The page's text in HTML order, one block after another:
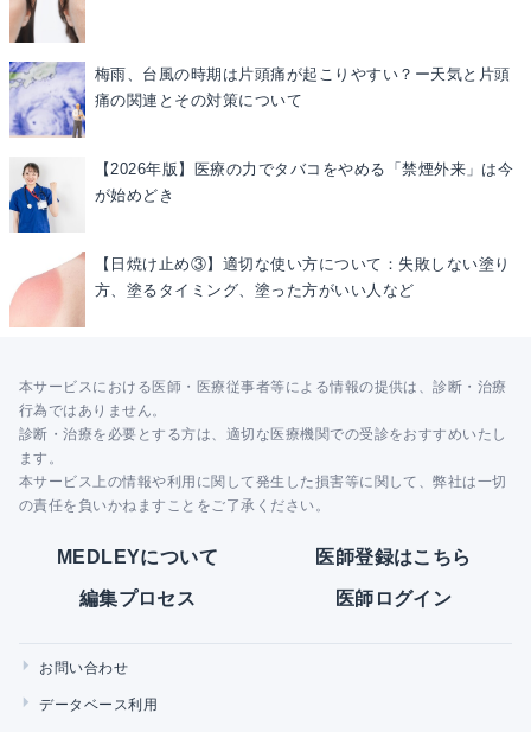
梅雨、台風の時期は片頭痛が起こりやすい？ー天気と片頭
痛の関連とその対策について
【2026年版】医療の力でタバコをやめる「禁煙外来」は今
が始めどき
【日焼け止め③】適切な使い方について：失敗しない塗り
方、塗るタイミング、塗った方がいい人など
本サービスにおける医師・医療従事者等による情報の提供は、診断・治療
行為ではありません。
診断・治療を必要とする方は、適切な医療機関での受診をおすすめいたし
ます。
本サービス上の情報や利用に関して発生した損害等に関して、弊社は一切
の責任を負いかねますことをご了承ください。
MEDLEYについて 医師登録はこちら
編集プロセス 医師ログイン
お問い合わせ
データベース利用